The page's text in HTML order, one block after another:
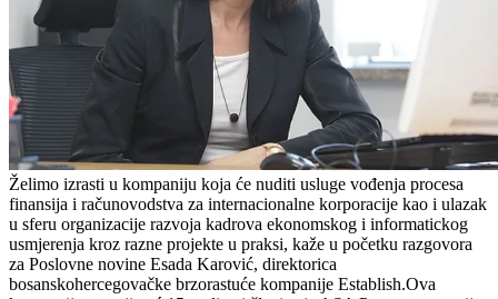
Želimo izrasti u kompaniju koja će nuditi usluge vođenja procesa
finansija i računovodstva za internacionalne korporacije kao i ulazak
u sferu organizacije razvoja kadrova ekonomskog i informatickog
usmjerenja kroz razne projekte u praksi, kaže u početku razgovora
za Poslovne novine Esada Karović, direktorica
bosanskohercegovačke brzorastuće kompanije Establish.Ova